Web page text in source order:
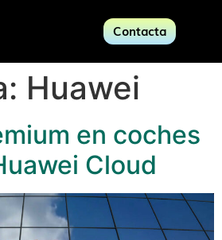
Contacta
Huawei
en coches
Cloud